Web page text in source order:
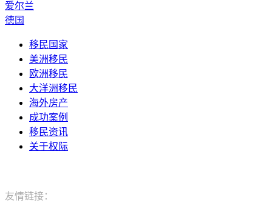
爱尔兰
德国
移民国家
美洲移民
欧洲移民
大洋洲移民
海外房产
成功案例
移民资讯
关于权际
友情链接：